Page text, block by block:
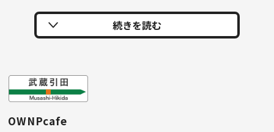
OWNPcafe